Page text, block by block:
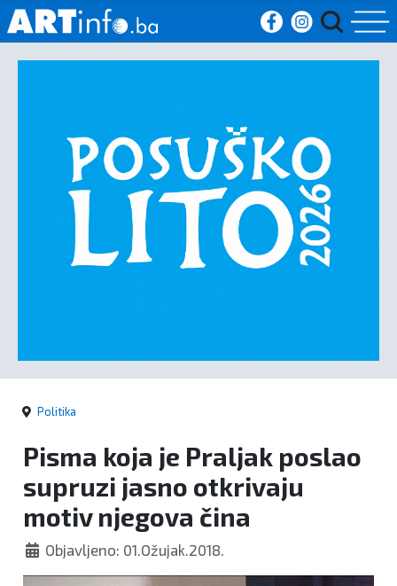
Sport
Kultura
Crna
Politika
Pisma koja je Praljak poslao
supruzi jasno otkrivaju
motiv njegova čina
Objavljeno: 01.Ožujak.2018.